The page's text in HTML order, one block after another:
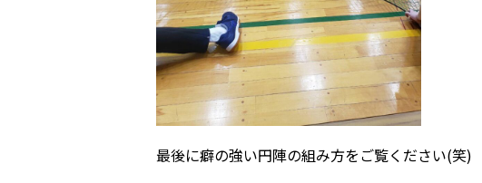
最後に癖の強い円陣の組み方をご覧ください(笑)